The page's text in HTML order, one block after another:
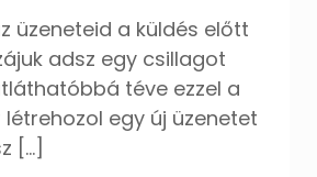
üzeneteid a küldés előtt
adsz egy csillagot
téve ezzel a
egy új üzenetet
[…]